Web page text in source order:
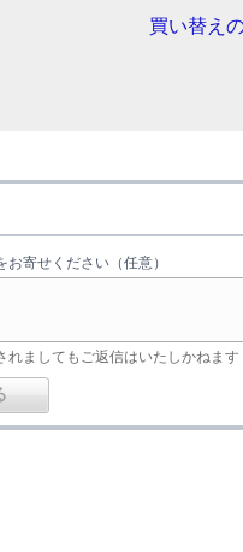
買い替え
お寄せください（任意）
れましてもご返信はいたしかねます